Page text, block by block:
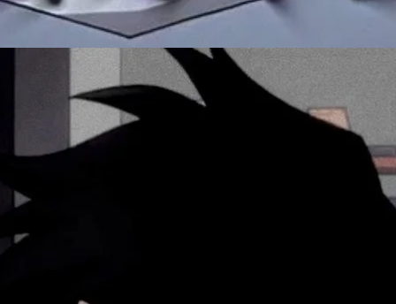
https://issiloo.edu.vn/tamaki-amajiki